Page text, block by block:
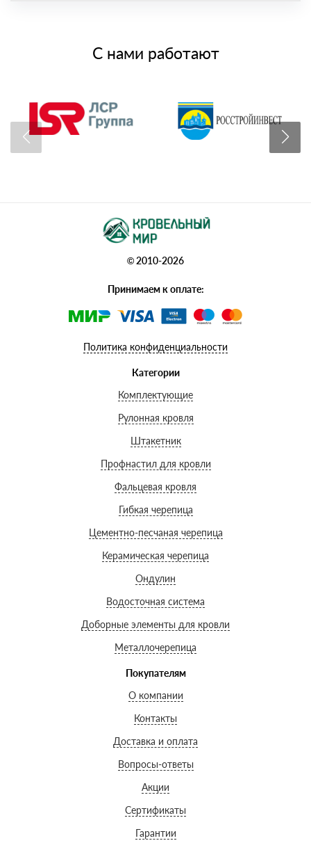
С нами работают
© 2010-2026
Принимаем к оплате:
Политика конфиденциальности
Категории
Комплектующие
Рулонная кровля
Штакетник
Профнастил для кровли
Фальцевая кровля
Гибкая черепица
Цементно-песчаная черепица
Керамическая черепица
Ондулин
Водосточная система
Доборные элементы для кровли
Металлочерепица
Покупателям
О компании
Контакты
Доставка и оплата
Вопросы-ответы
Акции
Сертификаты
Гарантии